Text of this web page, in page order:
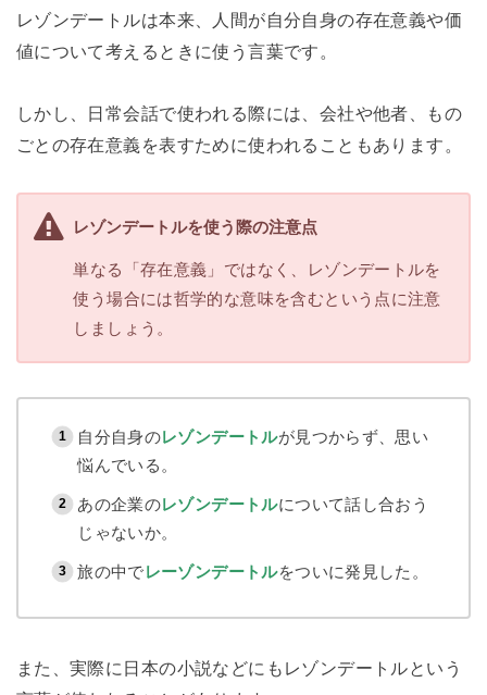
レゾンデートルは本来、人間が自分自身の存在意義や価
値について考えるときに使う言葉です。
しかし、日常会話で使われる際には、会社や他者、もの
ごとの存在意義を表すために使われることもあります。
レゾンデートルを使う際の注意点
単なる「存在意義」ではなく、レゾンデートルを
使う場合には哲学的な意味を含むという点に注意
しましょう。
自分自身のレゾンデートルが見つからず、思い
悩んでいる。
あの企業のレゾンデートルについて話し合おう
じゃないか。
旅の中でレーゾンデートルをついに発見した。
また、実際に日本の小説などにもレゾンデートルという